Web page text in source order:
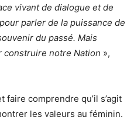
vivant de dialogue et de
parler de la puissance de
du passé. Mais
construire notre Nation »,
comprendre qu’il s’agit
les valeurs au féminin.